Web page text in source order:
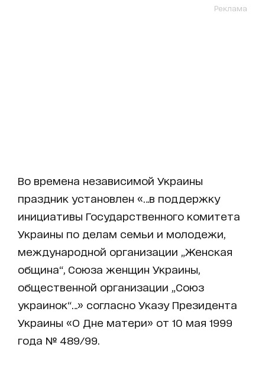
Реклама
Во времена независимой Украины
праздник установлен «…в поддержку
инициативы Государственного комитета
Украины по делам семьи и молодежи,
международной организации „Женская
община“, Союза женщин Украины,
общественной организации „Союз
украинок“…» согласно Указу Президента
Украины «О Дне матери» от 10 мая 1999
года № 489/99.